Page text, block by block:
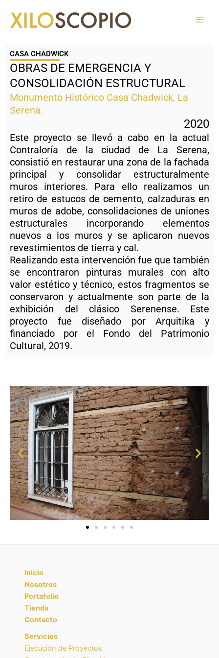
contenido
CASA CHADWICK
OBRAS DE EMERGENCIA Y
CONSOLIDACIÓN ESTRUCTURAL
Monumento Histórico Casa Chadwick, La
Serena.
2020
Este proyecto se llevó a cabo en la actual
Contraloría de la ciudad de La Serena,
consistió en restaurar una zona de la fachada
principal y consolidar estructuralmente
muros interiores. Para ello realizamos un
retiro de estucos de cemento, calzaduras en
muros de adobe, consolidaciones de uniones
estructurales incorporando elementos
nuevos a los muros y se aplicaron nuevos
revestimientos de tierra y cal.
Realizando esta intervención fue que también
se encontraron pinturas murales con alto
valor estético y técnico, estos fragmentos se
conservaron y actualmente son parte de la
exhibición del clásico Serenense. Este
proyecto fue diseñado por Arquitika y
financiado por el Fondo del Patrimonio
Cultural, 2019.
Inicio
Nosotros
Portafolio
Tienda
Contacto
Servicios
Ejecución de Proyectos